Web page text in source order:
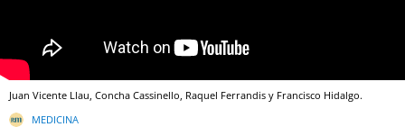
Juan Vicente Llau, Concha Cassinello, Raquel Ferrandis y Francisco Hidalgo.
MEDICINA